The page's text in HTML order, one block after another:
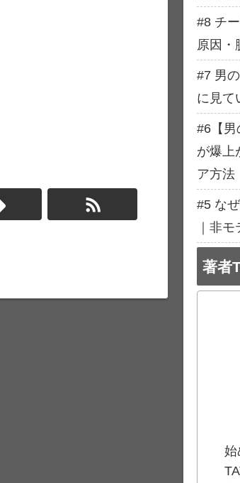
#8 チ
原因・
#7 男
に見て
#6【男
が爆上
ア方法
#5 な
｜非
著者
始